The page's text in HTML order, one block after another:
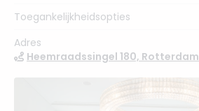
Toegankelijkheidsopties
Adres
Heemraadssingel 180, Rotterdam